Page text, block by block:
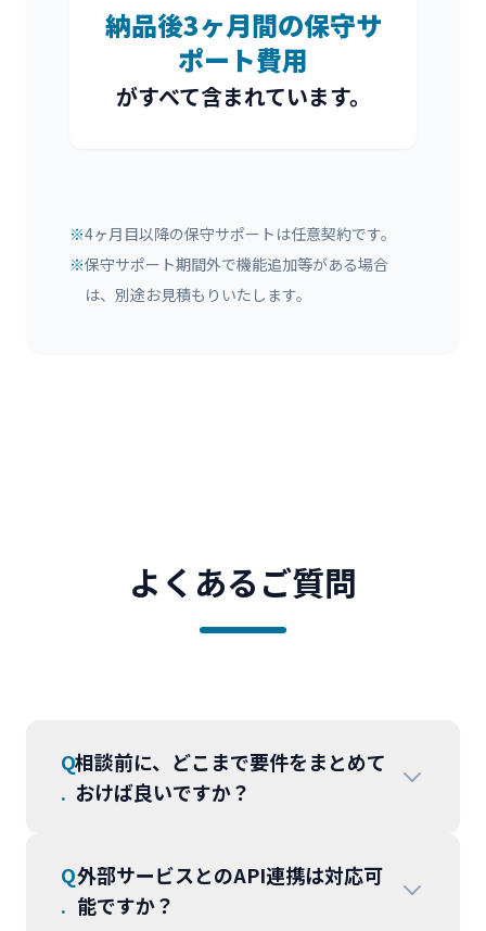
納品後3ヶ月間の保守サ
ポート費用
がすべて含まれています。
※4ヶ月目以降の保守サポートは任意契約です。
※保守サポート期間外で機能追加等がある場合
は、別途お見積もりいたします。
よくあるご質問
Q
.
相談前に、どこまで要件をまとめて
おけば良いですか？
Q
.
外部サービスとのAPI連携は対応可
能ですか？